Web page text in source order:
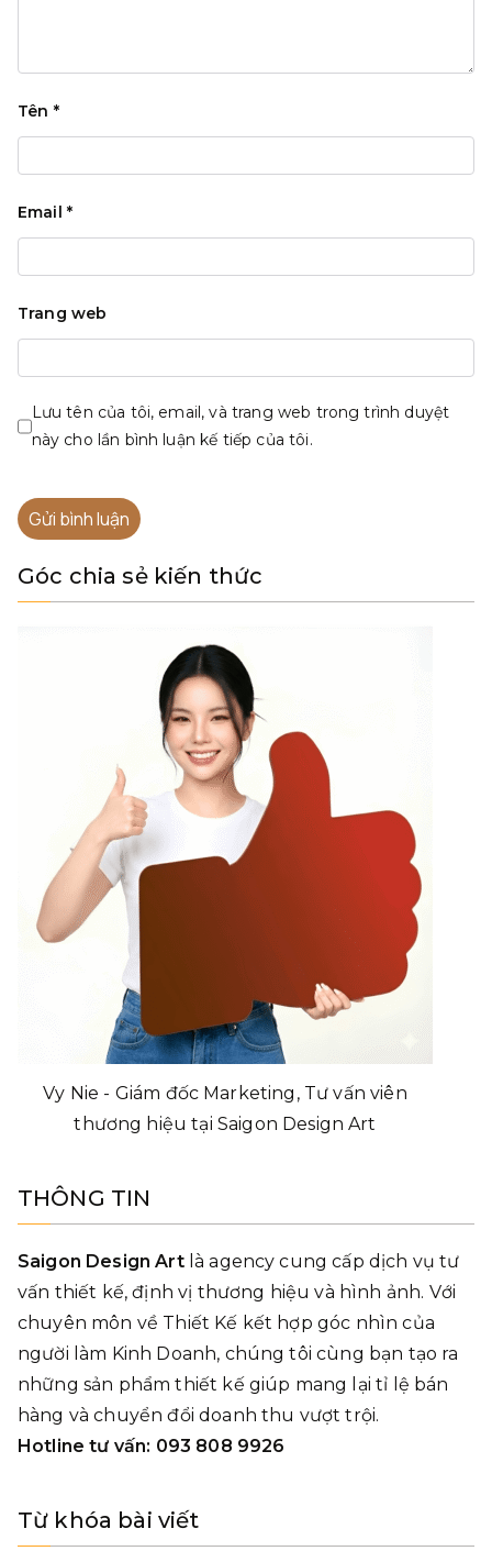
Tên *
Email *
Trang web
Lưu tên của tôi, email, và trang web trong trình duyệt
này cho lần bình luận kế tiếp của tôi.
Alternative:
Góc chia sẻ kiến thức
Vy Nie - Giám đốc Marketing, Tư vấn viên
thương hiệu tại Saigon Design Art
THÔNG TIN
Saigon Design Artlà agency cung cấp dịch vụ tư
vấn thiết kế, định vị thương hiệu và hình ảnh. Với
chuyên môn về Thiết Kế kết hợp góc nhìn của
người làm Kinh Doanh, chúng tôi cùng bạn tạo ra
những sản phẩm thiết kế giúp mang lại tỉ lệ bán
hàng và chuyển đổi doanh thu vượt trội.
Hotline tư vấn: 093 808 9926
Từ khóa bài viết